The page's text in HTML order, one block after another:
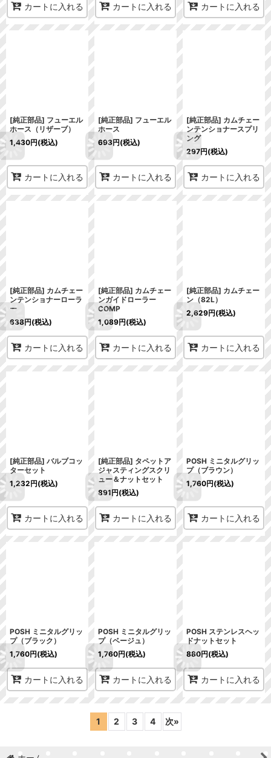
カートに入れる カートに入れる カートに入れる
[純正部品] フューエル
ホース（リザーブ）
1,430円(税込)
カートに入れる
[純正部品] フューエル
ホース
693円(税込)
カートに入れる
[純正部品] カムチェー
ンテンショナースプリ
ング
297円(税込)
カートに入れる
[純正部品] カムチェー
ンテンショナーローラ
ー
638円(税込)
カートに入れる
[純正部品] カムチェー
ンガイドローラー
COMP
1,089円(税込)
カートに入れる
[純正部品] カムチェー
ン（82L）
2,629円(税込)
カートに入れる
[純正部品] バルブコッ
ターセット
1,232円(税込)
カートに入れる
[純正部品] タペットア
ジャスティングスクリ
ュー＆ナットセット
891円(税込)
カートに入れる
POSH ミニタルグリッ
プ（ブラウン）
1,760円(税込)
カートに入れる
POSH ミニタルグリッ
プ（ブラック）
1,760円(税込)
カートに入れる
POSH ミニタルグリッ
プ（ベージュ）
1,760円(税込)
カートに入れる
POSH ステンレスヘッ
ドナットセット
880円(税込)
カートに入れる
1 2 3 4 次»